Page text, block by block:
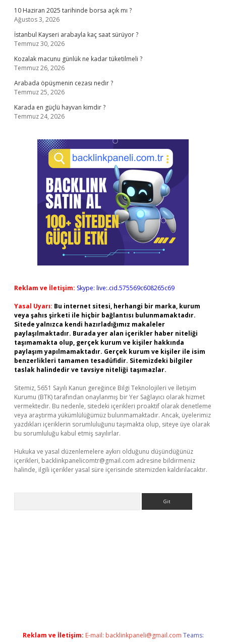
10 Haziran 2025 tarihinde borsa açık mı ?
Ağustos 3, 2026
İstanbul Kayseri arabayla kaç saat sürüyor ?
Temmuz 30, 2026
Kozalak macunu günlük ne kadar tüketilmeli ?
Temmuz 26, 2026
Arabada öpüşmenin cezası nedir ?
Temmuz 25, 2026
Karada en güçlü hayvan kimdir ?
Temmuz 24, 2026
Reklam ve İletişim: Skype: live:.cid.575569c608265c69
Yasal Uyarı: Bu internet sitesi, herhangi bir marka, kurum
veya şahıs şirketi ile hiçbir bağlantısı bulunmamaktadır.
Sitede yalnızca kendi hazırladığımız makaleler
paylaşılmaktadır. Burada yer alan içerikler haber niteliği
taşımamakta olup, gerçek kurum ve kişiler hakkında
paylaşım yapılmamaktadır. Gerçek kurum ve kişiler ile isim
benzerlikleri tamamen tesadüfidir. Sitemizdeki bilgiler
taslak halindedir ve tavsiye niteliği taşımazlar.
Sitemiz, 5651 Sayılı Kanun gereğince Bilgi Teknolojileri ve İletişim
Kurumu (BTK) tarafından onaylanmış bir Yer Sağlayıcı olarak hizmet
vermektedir. Bu nedenle, sitedeki içerikleri proaktif olarak denetleme
veya araştırma yükümlülüğümüz bulunmamaktadır. Ancak, üyelerimiz
yazdıkları içeriklerin sorumluluğunu taşımakta olup, siteye üye olarak
bu sorumluluğu kabul etmiş sayılırlar.
Hukuka ve yasal düzenlemelere aykırı olduğunu düşündüğünüz
içerikleri, backlinkpanelicomtr@gmail.com adresine bildirmeniz
halinde, ilgili içerikler yasal süre içerisinde sitemizden kaldırılacaktır.
Reklam ve İletişim: E-mail: backlinkpaneli@gmail.com Teams: